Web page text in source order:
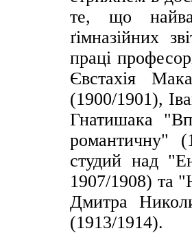
те, що
ґімназійних
праці
Євстахія
(1900/1901),
Гнатишака
романтичну"
студий над
1907/1908) та
Дмитра
(1913/1914).